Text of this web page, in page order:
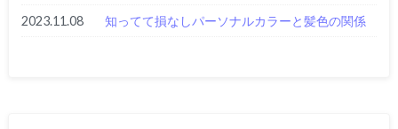
2023.11.08 知ってて損なしパーソナルカラーと髪色の関係